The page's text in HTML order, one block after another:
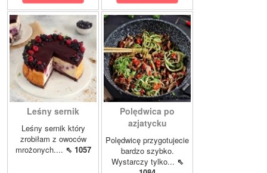
Leśny sernik
Leśny sernik który
zrobiłam z owoców
mrożonych.... ⇖ 1057
Polędwica po
azjatycku
Polędwicę przygotujecie
bardzo szybko.
Wystarczy tylko... ⇖